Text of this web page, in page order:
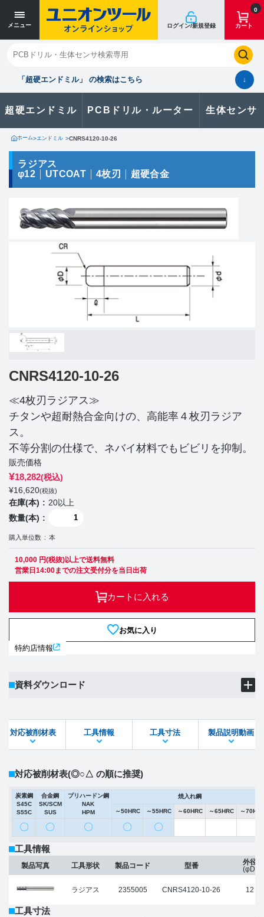
メニュー ログイン/新規登録
0
カート
「超硬エンドミル」 の検索はこちら ↓
超硬エンドミル PCBドリル・ルーター 生体センサ
閉じる
お気に入り クイックオーダー 購入履歴
製品に関するお問い合わせはこちら
カタログ一覧
ホーム>エンドミル >CNRS4120-10-26
ラジアス
φ12
UTCOAT 4枚刃 超硬合金
CNRS4120-10-26
≪4枚刃ラジアス≫
チタンや超耐熱合金向けの、高能率４枚刃ラジア
ス。
不等分割の仕様で、ネバイ材料でもビビリを抑制。
販売価格
¥18,282(税込)
¥16,620(税抜)
在庫(本)
20以上
数量(本)
購入単位数 本
10,000 円(税抜)以上で送料無料
営業日14:00までの注文受付分を当日出荷
カートに入れる
お気に入り
特約店情報
資料ダウンロード
STEPファイル DXFファイル
対応被削材表 工具情報 工具寸法 製品説明動画
対応被削材表(◎○△ の順に推奨)
炭素鋼
S45C
S55C
合金鋼
SK/SCM
SUS
プリハードン鋼
NAK
HPM
焼入れ鋼
～50HRC ～55HRC ～60HRC ～65HRC ～
〇 〇 〇 〇 〇
工具情報
寸法単位 [mm]
製品写真 工具形状
ラジアス
製品コード
2355005
型番
CNRS4120-10-26
外径
(φD)
12
工具寸法
寸法単位 [mm]